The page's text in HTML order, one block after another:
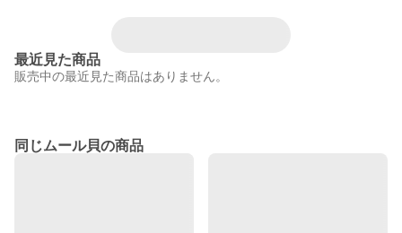
最近見た商品
販売中の最近見た商品はありません。
同じムール貝の商品